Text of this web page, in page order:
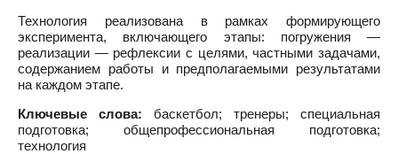
Технология реализована в рамках формирующего
эксперимента, включающего этапы: погружения —
реализации — рефлексии с целями, частными задачами,
содержанием работы и предполагаемыми результатами
на каждом этапе.
Ключевые слова: баскетбол; тренеры; специальная
подготовка; общепрофессиональная подготовка;
технология